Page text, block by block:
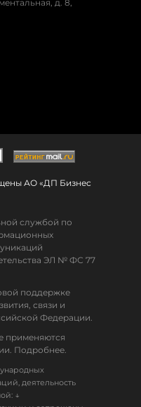
д. 8,
АО «ДП Бизнес
службой по
ЭЛ № ФС 77
поддержке
связи и
Федерации.
применяются
Подробнее.
деятельность
↓